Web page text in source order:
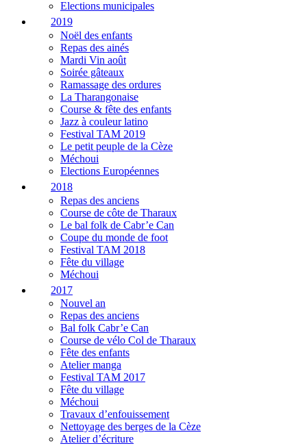
Elections municipales
2019
Noël des enfants
Repas des ainés
Mardi Vin août
Soirée gâteaux
Ramassage des ordures
La Tharangonaise
Course & fête des enfants
Jazz à couleur latino
Festival TAM 2019
Le petit peuple de la Cèze
Méchoui
Elections Européennes
2018
Repas des anciens
Course de côte de Tharaux
Le bal folk de Cabr’e Can
Coupe du monde de foot
Festival TAM 2018
Fête du village
Méchoui
2017
Nouvel an
Repas des anciens
Bal folk Cabr’e Can
Course de vélo Col de Tharaux
Fête des enfants
Atelier manga
Festival TAM 2017
Fête du village
Méchoui
Travaux d’enfouissement
Nettoyage des berges de la Cèze
Atelier d’écriture